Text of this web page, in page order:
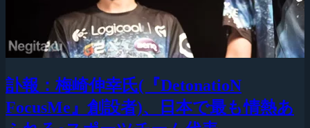
訃報：梅崎伸幸氏(『DetonatioN
FocusMe』創設者)、日本で最も情熱あ